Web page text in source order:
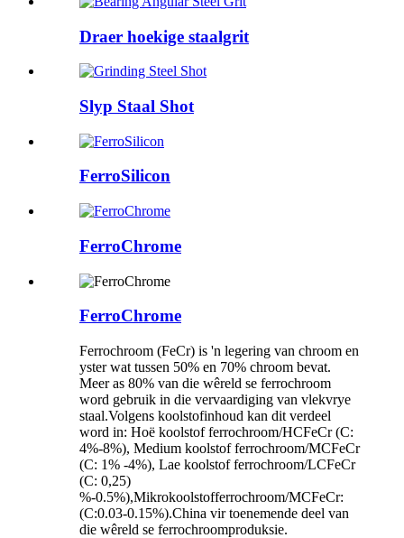
Draer hoekige staalgrit
Slyp Staal Shot
FerroSilicon
FerroChrome
FerroChrome
Ferrochroom (FeCr) is 'n legering van chroom en
yster wat tussen 50% en 70% chroom bevat.
Meer as 80% van die wêreld se ferrochroom
word gebruik in die vervaardiging van vlekvrye
staal.Volgens koolstofinhoud kan dit verdeel
word in: Hoë koolstof ferrochroom/HCFeCr (C:
4%-8%), Medium koolstof ferrochroom/MCFeCr
(C: 1% -4%), Lae koolstof ferrochroom/LCFeCr
(C: 0,25)
%-0.5%),Mikrokoolstofferrochroom/MCFeCr:
(C:0.03-0.15%).China vir toenemende deel van
die wêreld se ferrochroomproduksie.